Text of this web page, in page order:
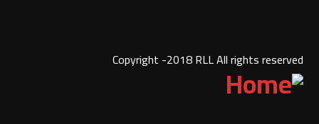
Copyright -2018 RLL All rights reserved